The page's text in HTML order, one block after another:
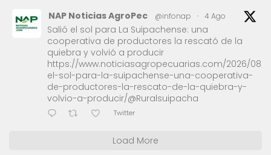
NAP Noticias AgroPec @infonap · 4 Ago
Salió el sol para La Suipachense: una
cooperativa de productores la rescató de la
quiebra y volvió a producir
https://www.noticiasagropecuarias.com/2026/08/
el-sol-para-la-suipachense-una-cooperativa-
de-productores-la-rescato-de-la-quiebra-y-
volvio-a-producir/@Ruralsuipacha
Twitter
Load More